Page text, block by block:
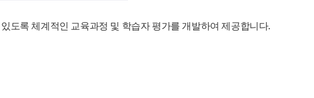
도록 체계적인 교육과정 및 학습자 평가를 개발하여 제공합니다.